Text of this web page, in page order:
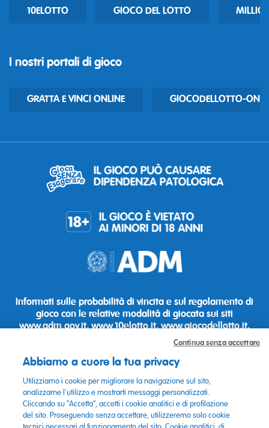
10ELOTTO GIOCO DEL LOTTO
I nostri portali di gioco
GRATTA E VINCI ONLINE GIOCODELLOTTO-
Informati sulle probabilità di vincita e sul regolamento di
gioco con le relative modalità di giocata sui siti
www.adm.gov.it,www.10elotto.it,www.giocodellotto.it,
www.grattaevinci.com, su app e presso i
Lotterie Nazionale Srl - Concessionaria ADM per le lotterie
ad estrazione istantanea
Informativa privacy APP My Lotteries
Abbiamo a cuore la tua privacy
Utilizziamo i cookie per migliorare la navigazione sul sito,
analizzarne l’utilizzo e mostrarti messaggi personalizzati.
Cliccando su “Accetta”, accetti i cookie analitici e di profilazione
del sito. Proseguendo senza accettare, utilizzeremo solo cookie
Continua senza accettare